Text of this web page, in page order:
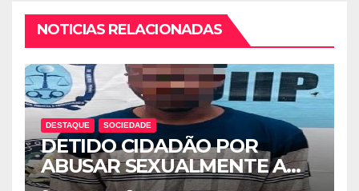
NOTICIAS RELACIONADAS
DESTAQUE SOCIEDADE
DETIDO CIDADÃO POR
ABUSAR SEXUALMENTE A
CUNHADA MENOR DE IDADE